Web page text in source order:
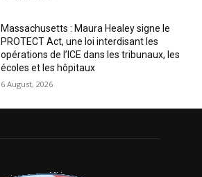
Massachusetts : Maura Healey signe le
PROTECT Act, une loi interdisant les
opérations de l’ICE dans les tribunaux, les
écoles et les hôpitaux
6 August, 2026